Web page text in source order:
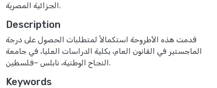
الجزائية المصرية.
Description
قدمت هذه الأطروحة استكمالاً لمتطلبات الحصول على درجة
الماجستير في القانون العام، بكلية الدراسات العليا، في جامعة
النجاح الوطنية، نابلس –فلسطين.
Keywords